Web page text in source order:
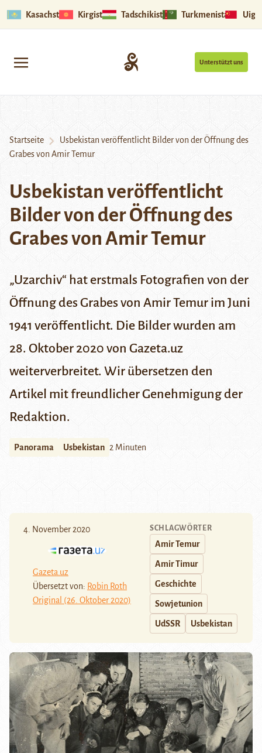
Kasachstan Kirgistan Tadschikistan Turkmenistan
Unterstützt uns
Startseite
Usbekistan veröffentlicht Bilder von der Öffnung des
Grabes von Amir Temur
Usbekistan veröffentlicht
Bilder von der Öffnung des
Grabes von Amir Temur
„Uzarchiv“ hat erstmals Fotografien von der
Öffnung des Grabes von Amir Temur im Juni
1941 veröffentlicht. Die Bilder wurden am
28. Oktober 2020 von Gazeta.uz
weiterverbreitet. Wir übersetzen den
Artikel mit freundlicher Genehmigung der
Redaktion.
Panorama Usbekistan 2 Minuten
4. November 2020
Gazeta.uz
Übersetzt von: Robin Roth
Original (26. Oktober 2020)
SCHLAGWÖRTER
Amir Temur
Amir Timur
Geschichte
Sowjetunion
UdSSR Usbekistan